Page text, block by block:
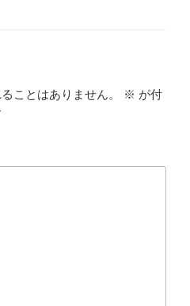
ことはありません。 ※ が付